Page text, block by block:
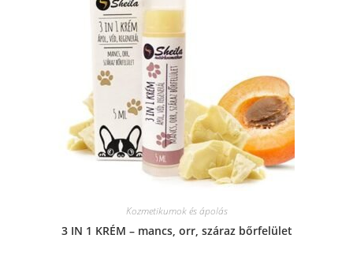
Kozmetikumok és ápolás
3 IN 1 KRÉM – mancs, orr, száraz bőrfelület